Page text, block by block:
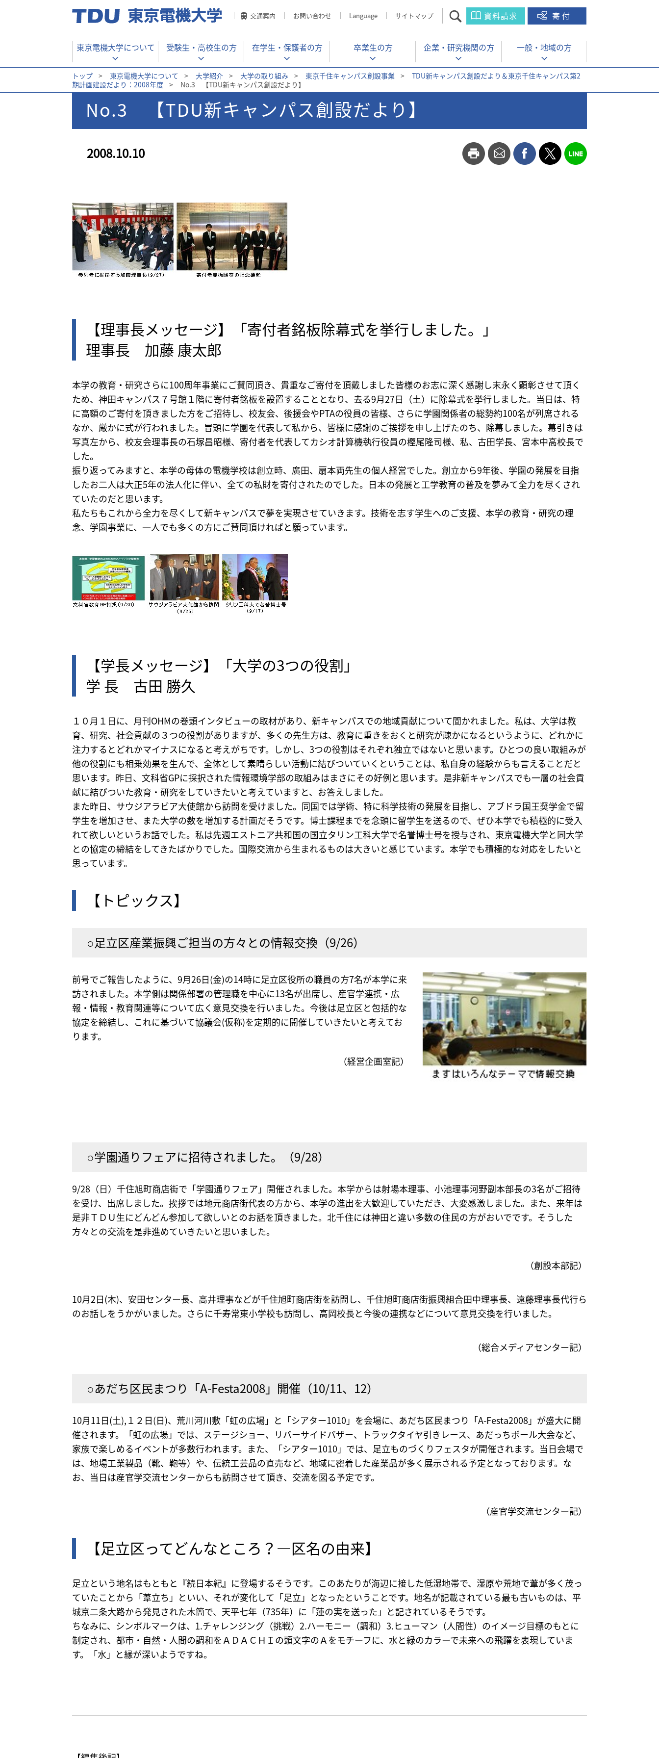
交通案内 お問い合わせ Language サイトマップ 資料請求 寄付
東京電機大学について 受験生・ 高校生の方 在学生・ 保護者の方 卒業生の方 企業・ 研究機関の方 一般・ 地域の方
トップ > 東京電機大学について > 大学紹介 > 大学の取り組み > 東京千住キャンパス創設事業 >
TDU新キャンパス創設だより＆東京千住キャンパス第2
期計画建設だより：2008年度 > No.3 【TDU新キャンパス創設だより】
No.3 【TDU新キャンパス創設だより】
2008.10.10
【理事長メッセージ】「寄付者銘板除幕式を挙行しました。」
理事長 加藤 康太郎
本学の教育・研究さらに100周年事業にご賛同頂き、貴重なご寄付を頂戴しました皆様のお志に深く感謝し末永く顕彰させて頂く
ため、神田キャンパス７号館１階に寄付者銘板を設置することとなり、去る9月27日（土）に除幕式を挙行しました。当日は、特
に高額のご寄付を頂きました方をご招待し、校友会、後援会やPTAの役員の皆様、さらに学園関係者の総勢約100名が列席される
なか、厳かに式が行われました。冒頭に学園を代表して私から、皆様に感謝のご挨拶を申し上げたのち、除幕しました。幕引きは
写真左から、校友会理事長の石塚昌昭様、寄付者を代表してカシオ計算機執行役員の樫尾隆司様、私、古田学長、宮本中高校長で
した。
振り返ってみますと、本学の母体の電機学校は創立時、廣田、扇本両先生の個人経営でした。創立から9年後、学園の発展を目指
したお二人は大正5年の法人化に伴い、全ての私財を寄付されたのでした。日本の発展と工学教育の普及を夢みて全力を尽くされ
ていたのだと思います。
私たちもこれから全力を尽くして新キャンパスで夢を実現させていきます。技術を志す学生へのご支援、本学の教育・研究の理
念、学園事業に、一人でも多くの方にご賛同頂ければと願っています。
【学長メッセージ】「大学の3つの役割」
学 長 古田 勝久
１０月１日に、月刊OHMの巻頭インタビューの取材があり、新キャンパスでの地域貢献について聞かれました。私は、大学は教
育、研究、社会貢献の３つの役割がありますが、多くの先生方は、教育に重きをおくと研究が疎かになるというように、どれかに
注力するとどれかマイナスになると考えがちです。しかし、3つの役割はそれぞれ独立ではないと思います。ひとつの良い取組みが
他の役割にも相乗効果を生んで、全体として素晴らしい活動に結びついていくということは、私自身の経験からも言えることだと
思います。昨日、文科省GPに採択された情報環境学部の取組みはまさにその好例と思います。是非新キャンパスでも一層の社会貢
献に結びついた教育・研究をしていきたいと考えていますと、お答えしました。
また昨日、サウジアラビア大使館から訪問を受けました。同国では学術、特に科学技術の発展を目指し、アブドラ国王奨学金で留
学生を増加させ、また大学の数を増加する計画だそうです。博士課程までを念頭に留学生を送るので、ぜひ本学でも積極的に受入
れて欲しいというお話でした。私は先週エストニア共和国の国立タリン工科大学で名誉博士号を授与され、東京電機大学と同大学
との協定の締結をしてきたばかりでした。国際交流から生まれるものは大きいと感じています。本学でも積極的な対応をしたいと
思っています。
【トピックス】
○足立区産業振興ご担当の方々との情報交換（9/26）
前号でご報告したように、9月26日(金)の14時に足立区役所の職員の方7名が本学に来
訪されました。本学側は関係部署の管理職を中心に13名が出席し、産官学連携・広
報・情報・教育関連等について広く意見交換を行いました。今後は足立区と包括的な
協定を締結し、これに基づいて協議会(仮称)を定期的に開催していきたいと考えてお
ります。
（経営企画室記）
○学園通りフェアに招待されました。（9/28）
9/28（日）千住旭町商店街で「学園通りフェア」開催されました。本学からは射場本理事、小池理事河野副本部長の3名がご招待
を受け、出席しました。挨拶では地元商店街代表の方から、本学の進出を大歓迎していただき、大変感激しました。また、来年は
是非ＴＤＵ生にどんどん参加して欲しいとのお話を頂きました。北千住には神田と違い多数の住民の方がおいでです。そうした
方々との交流を是非進めていきたいと思いました。
（創設本部記）
10月2日(木)、安田センター長、高井理事などが千住旭町商店街を訪問し、千住旭町商店街振興組合田中理事長、遠藤理事長代行ら
のお話しをうかがいました。さらに千寿常東小学校も訪問し、高岡校長と今後の連携などについて意見交換を行いました。
（総合メディアセンター記）
○あだち区民まつり「A-Festa2008」開催（10/11、12）
10月11日(土),１２日(日)、荒川河川敷「虹の広場」と「シアター1010」を会場に、あだち区民まつり「A-Festa2008」が盛大に開
催されます。「虹の広場」では、ステージショー、リバーサイドバザー、トラックタイヤ引きレース、あだっちボール大会など、
家族で楽しめるイベントが多数行われます。また、「シアター1010」では、足立ものづくりフェスタが開催されます。当日会場で
は、地場工業製品（靴、鞄等）や、伝統工芸品の直売など、地域に密着した産業品が多く展示される予定となっております。な
お、当日は産官学交流センターからも訪問させて頂き、交流を図る予定です。
（産官学交流センター記）
【足立区ってどんなところ？—区名の由来】
足立という地名はもともと『続日本紀』に登場するそうです。このあたりが海辺に接した低湿地帯で、湿原や荒地で葦が多く茂っ
ていたことから「葦立ち」といい、それが変化して「足立」となったということです。地名が記載されている最も古いものは、平
城京二条大路から発見された木簡で、天平七年（735年）に「蓮の実を送った」と記されているそうです。
ちなみに、シンボルマークは、1.チャレンジング（挑戦）2.ハーモニー（調和）3.ヒューマン（人間性）のイメージ目標のもとに
制定され、都市・自然・人間の調和をＡＤＡＣＨＩの頭文字のＡをモチーフに、水と緑のカラーで未来への飛躍を表現していま
す。「水」と縁が深いようですね。